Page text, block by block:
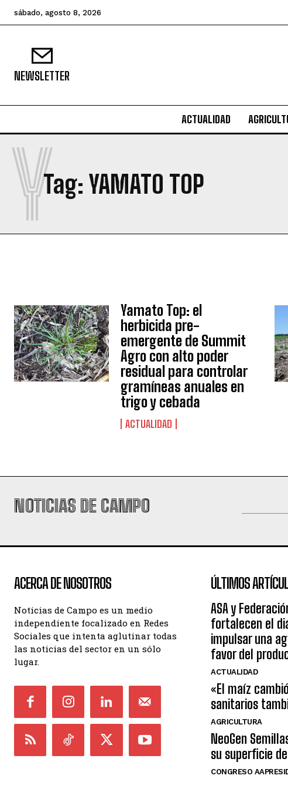
sábado, agosto 8, 2026
NEWSLETTER
ACTUALIDAD
Tag: YAMATO TOP
Y
Yamato Top: el
herbicida pre-
emergente de Summit
Agro con alto poder
residual para controlar
gramíneas anuales en
trigo y cebada
ACTUALIDAD
NOTICIAS DE CAMPO
ACERCA DE NOSOTROS
Noticias de Campo es un medio
independiente focalizado en Redes
Sociales que intenta aglutinar todas
las noticias del sector en un sólo
lugar.
ÚLTIMOS
ASA y
fortalecen el
impulsar una
favor del
ACTUALIDAD
«El maíz
sanitarios
AGRICULTURA
NeoGen
su superficie
CONGRESO